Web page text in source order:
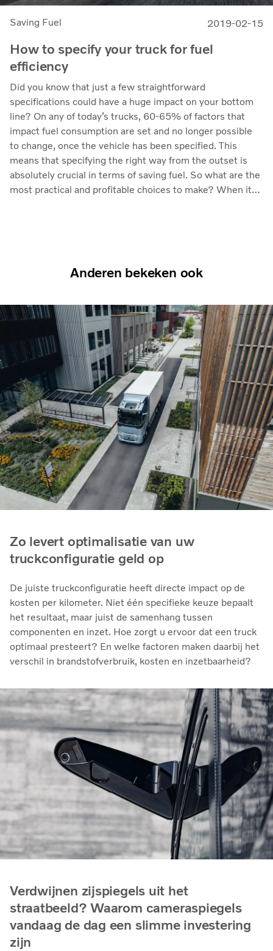
Saving Fuel 2019-02-15
How to specify your truck for fuel
efficiency
Did you know that just a few straightforward
specifications could have a huge impact on your bottom
line? On any of today’s trucks, 60-65% of factors that
impact fuel consumption are set and no longer possible
to change, once the vehicle has been specified. This
means that specifying the right way from the outset is
absolutely crucial in terms of saving fuel. So what are the
most practical and profitable choices to make? When it
Anderen bekeken ook
Zo levert optimalisatie van uw
truckconfiguratie geld op
De juiste truckconfiguratie heeft directe impact op de
kosten per kilometer. Niet één specifieke keuze bepaalt
het resultaat, maar juist de samenhang tussen
componenten en inzet. Hoe zorgt u ervoor dat een truck
optimaal presteert? En welke factoren maken daarbij het
verschil in brandstofverbruik, kosten en inzetbaarheid?
Verdwijnen zijspiegels uit het
straatbeeld? Waarom cameraspiegels
vandaag de dag een slimme investering
zijn